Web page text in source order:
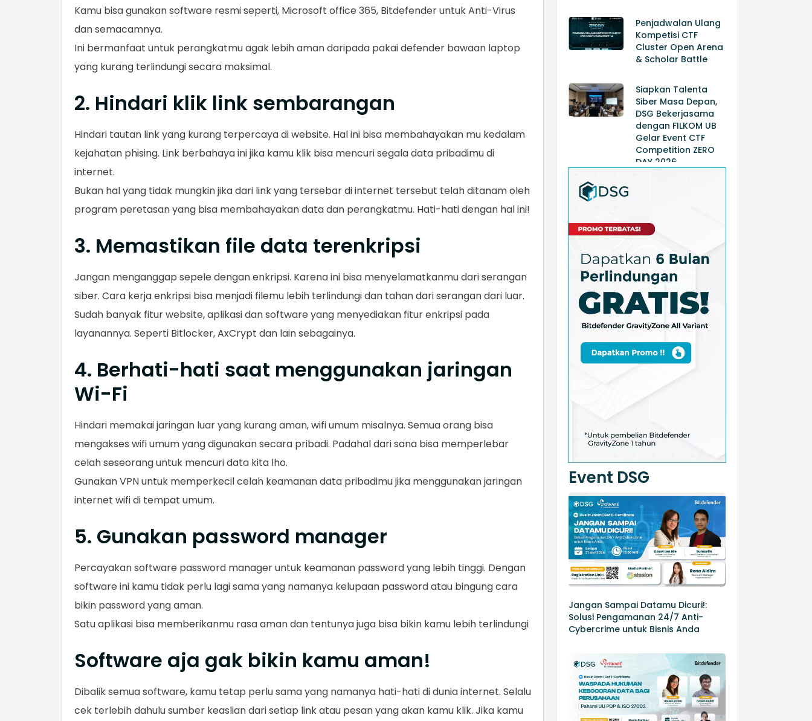
Kamu bisa gunakan software resmi seperti, Microsoft office 365, Bitdefender untuk Anti-Virus
dan semacamnya.
Ini bermanfaat untuk perangkatmu agak lebih aman daripada pakai defender bawaan laptop
yang kurang terlindungi secara maksimal.
2. Hindari klik link sembarangan
Hindari tautan link yang kurang terpercaya di website. Hal ini bisa membahayakan mu kedalam
kejahatan phising. Link berbahaya ini jika kamu klik bisa mencuri segala data pribadimu di
internet.
Bukan hal yang tidak mungkin jika dari link yang tersebar di internet tersebut telah ditanam oleh
program peretasan yang bisa membahayakan data dan perangkatmu. Hati-hati dengan hal ini!
3. Memastikan file data terenkripsi
Jangan menganggap sepele dengan enkripsi. Karena ini bisa menyelamatkanmu dari serangan
siber. Cara kerja enkripsi bisa menjadi filemu lebih terlindungi dan tahan dari serangan dari luar.
Sudah banyak fitur website, aplikasi dan software yang menyediakan fitur enkripsi pada
layanannya. Seperti Bitlocker, AxCrypt dan lain sebagainya.
4. Berhati-hati saat menggunakan jaringan
Wi-Fi
Hindari memakai jaringan luar yang kurang aman, wifi umum misalnya. Semua orang bisa
mengakses wifi umum yang digunakan secara pribadi. Padahal dari sana bisa memperlebar
celah seseorang untuk mencuri data kita lho.
Gunakan VPN untuk memperkecil celah keamanan data pribadimu jika menggunakan jaringan
internet wifi di tempat umum.
5. Gunakan password manager
Percayakan software password manager untuk keamanan password yang lebih tinggi. Dengan
software ini kamu tidak perlu lagi sama yang namanya kelupaan password atau bingung cara
bikin password yang aman.
Satu aplikasi bisa memberikanmu rasa aman dan tentunya juga bisa bikin kamu lebih terlindungi
Software aja gak bikin kamu aman!
Dibalik semua software, kamu tetap perlu sama yang namanya hati-hati di dunia internet. Selalu
cek terlebih dahulu sumber keaslian dari setiap link atau pesan yang akan kamu klik. Jika kamu
Penjadwalan Ulang
Kompetisi CTF
Cluster Open Arena
& Scholar Battle
Siapkan Talenta
Siber Masa Depan,
DSG Bekerjasama
dengan FILKOM UB
Gelar Event CTF
Competition ZERO
DAY 2026
Event DSG
Jangan Sampai Datamu Dicuri!:
Solusi Pengamanan 24/7 Anti-
Cybercrime untuk Bisnis Anda